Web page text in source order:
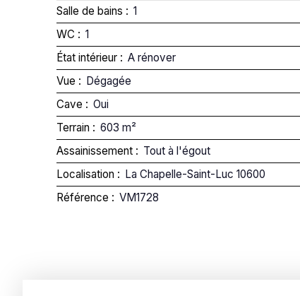
Salle de bains : 1
WC : 1
État intérieur : A rénover
Vue : Dégagée
Cave : Oui
Terrain : 603 m²
Assainissement : Tout à l'égout
Localisation : La Chapelle-Saint-Luc 10600
Référence : VM1728